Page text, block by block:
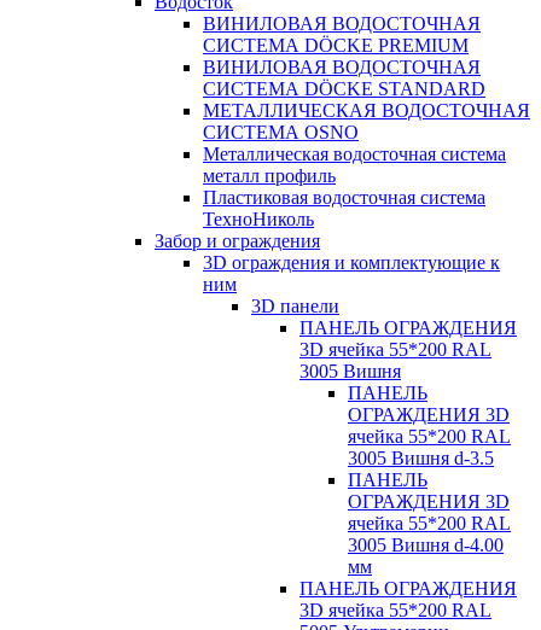
ВИНИЛОВАЯ ВОДОСТОЧНАЯ
СИСТЕМА DÖCKE PREMIUM
ВИНИЛОВАЯ ВОДОСТОЧНАЯ
СИСТЕМА DÖCKE STANDARD
МЕТАЛЛИЧЕСКАЯ ВОДОСТОЧНАЯ
СИСТЕМА OSNO
Металлическая водосточная система
металл профиль
Пластиковая водосточная система
ТехноНиколь
Забор и ограждения
3D ограждения и комплектующие к
ним
3D панели
ПАНЕЛЬ ОГРАЖДЕНИЯ
3D ячейка 55*200 RAL
3005 Вишня
ПАНЕЛЬ
ОГРАЖДЕНИЯ 3D
ячейка 55*200 RAL
3005 Вишня d-3.5
ПАНЕЛЬ
ОГРАЖДЕНИЯ 3D
ячейка 55*200 RAL
3005 Вишня d-4.00
мм
ПАНЕЛЬ ОГРАЖДЕНИЯ
3D ячейка 55*200 RAL